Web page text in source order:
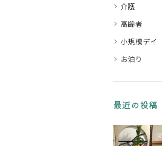
介護
高齢者
小規模デイ
お泊り
最近の投稿